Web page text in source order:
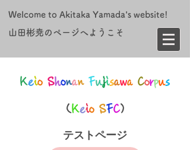
Welcome to Akitaka Yamada's website!
​山田彬尭のページへようこそ
Keio Shonan Fujisawa Corpus
(Keio SFC)
​テストページ